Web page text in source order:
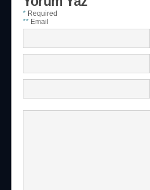
* Required
** Email